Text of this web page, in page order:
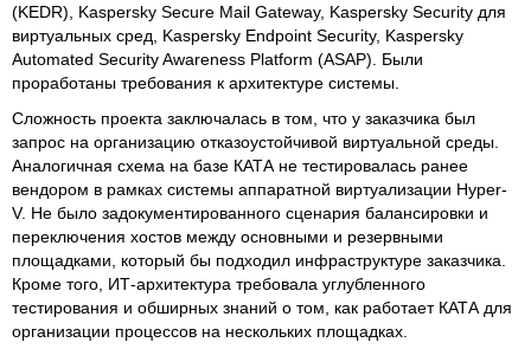
(KEDR), Kaspersky Secure Mail Gateway, Kaspersky Security для
виртуальных сред, Kaspersky Endpoint Security, Kaspersky
Automated Security Awareness Platform (ASAP). Были
проработаны требования к архитектуре системы.
Сложность проекта заключалась в том, что у заказчика был
запрос на организацию отказоустойчивой виртуальной среды.
Аналогичная схема на базе КАТА не тестировалась ранее
вендором в рамках системы аппаратной виртуализации Hyper-
V. Не было задокументированного сценария балансировки и
переключения хостов между основными и резервными
площадками, который бы подходил инфраструктуре заказчика.
Кроме того, ИТ-архитектура требовала углубленного
тестирования и обширных знаний о том, как работает КАТА для
организации процессов на нескольких площадках.